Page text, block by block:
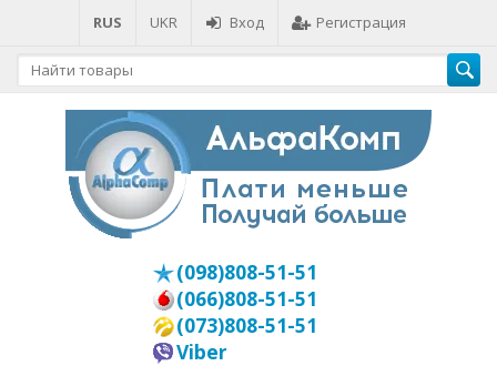
RUS UKR Вход Регистрация
(098)808-51-51
(066)808-51-51
(073)808-51-51
Viber